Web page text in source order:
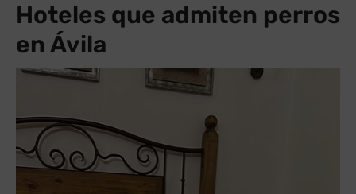
Hoteles que admiten perros
en Ávila